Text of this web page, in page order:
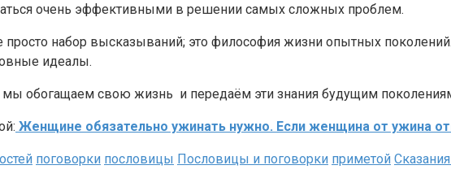
очень эффективными в решении самых сложных проблем.
набор высказываний; это философия жизни опытных
идеалы.
обогащаем свою жизнь и передаём эти знания будущим
Женщине обязательно ужинать нужно. Если женщина от ужина
поговорки пословицы Пословицы и поговорки приметой